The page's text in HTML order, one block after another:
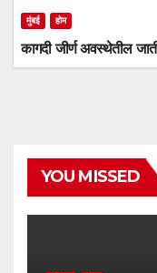
मुंबई होम
कागदी जीर्ण अवस्थेतील
YOU MISSED